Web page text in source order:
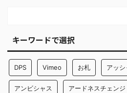
キーワードで選択
DPS Vimeo お札 アッシ
アンビシャス アードネスチェンジ